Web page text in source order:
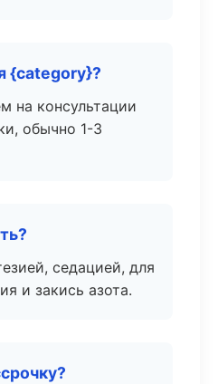
{category}?
на консультации
обычно 1-3
седацией, для
и закись азота.